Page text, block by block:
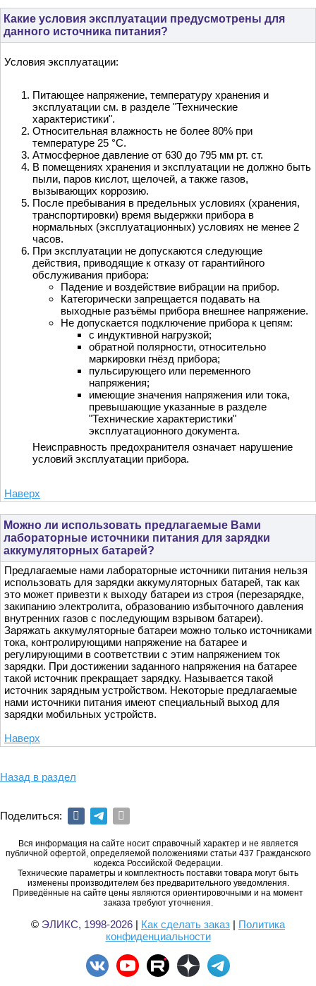
Какие условия эксплуатации предусмотрены для
данного источника питания?
Условия эксплуатации:
Питающее напряжение, температуру хранения и
эксплуатации см. в разделе "Технические
характеристики".
Относительная влажность не более 80% при
температуре 25 °С.
Атмосферное давление от 630 до 795 мм рт. ст.
В помещениях хранения и эксплуатации не должно быть
пыли, паров кислот, щелочей, а также газов,
вызывающих коррозию.
После пребывания в предельных условиях (хранения,
транспортировки) время выдержки прибора в
нормальных (эксплуатационных) условиях не менее 2
часов.
При эксплуатации не допускаются следующие
действия, приводящие к отказу от гарантийного
обслуживания прибора:
Падение и воздействие вибрации на прибор.
Категорически запрещается подавать на
выходные разъёмы прибора внешнее напряжение.
Не допускается подключение прибора к цепям:
с индуктивной нагрузкой;
обратной полярности, относительно
маркировки гнёзд прибора;
пульсирующего или переменного
напряжения;
имеющие значения напряжения или тока,
превышающие указанные в разделе
"Технические характеристики"
эксплуатационного документа.
Неисправность предохранителя означает нарушение
условий эксплуатации прибора.
Наверх
Можно ли использовать предлагаемые Вами
лабораторные источники питания для зарядки
аккумуляторных батарей?
Предлагаемые нами лабораторные источники питания нельзя
использовать для зарядки аккумуляторных батарей, так как
это может привезти к выходу батареи из строя (перезарядке,
закипанию электролита, образованию избыточного давления
внутренних газов с последующим взрывом батареи).
Заряжать аккумуляторные батареи можно только источниками
тока, контролирующими напряжение на батарее и
регулирующими в соответствии с этим напряжением ток
зарядки. При достижении заданного напряжения на батарее
такой источник прекращает зарядку. Называется такой
источник зарядным устройством. Некоторые предлагаемые
нами источники питания имеют специальный выход для
зарядки мобильных устройств.
Наверх
Назад в раздел
Поделиться:
Вся информация на сайте носит справочный характер и не является
публичной офертой, определяемой положениями статьи 437 Гражданского
кодекса Российской Федерации.
Технические параметры и комплектность поставки товара могут быть
изменены производителем без предварительного уведомления.
Приведённые на сайте цены являются ориентировочными и на момент
заказа требуют уточнения.
© ЭЛИКС, 1998-2026 | Как сделать заказ | Политика
конфиденциальности